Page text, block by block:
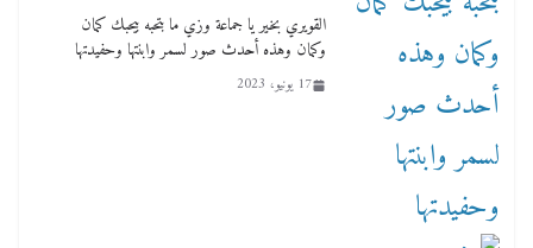
لأول فرع لمدارس لها بمصر في فينا بحضور ولي
العهد
القويري بخير يا جماعة وزي ما بتحبه بيحبك كمان
وكمان وهذه أحدث صور لسمر وابنتها وحفيدتها
17 يونيو، 2023